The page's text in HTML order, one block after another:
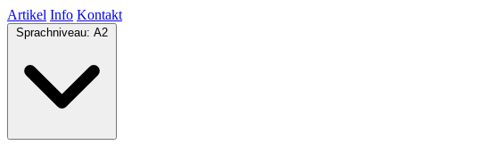
Artikel Info Kontakt
Sprachniveau: A2